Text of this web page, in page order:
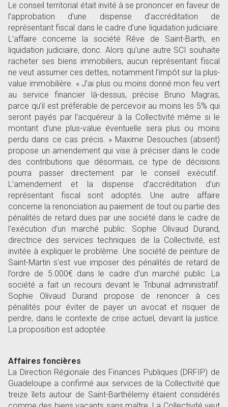
Le conseil territorial était invité à se prononcer en faveur de
l’approbation d’une dispense d’accréditation de
représentant fiscal dans le cadre d’une liquidation judiciaire.
L’affaire concerne la société Rêve de Saint-Barth, en
liquidation judiciaire, donc. Alors qu’une autre SCI souhaite
racheter ses biens immobiliers, aucun représentant fiscal
ne veut assumer ces dettes, notamment l’impôt sur la plus-
value immobilière. « J’ai plus ou moins donné mon feu vert
au service financier là-dessus, précise Bruno Magras,
parce qu’il est préférable de percevoir au moins les 5% qui
seront payés par l’acquéreur à la Collectivité même si le
montant d’une plus-value éventuelle sera plus ou moins
perdu dans ce cas précis. » Maxime Desouches (absent)
propose un amendement qui vise à préciser dans le code
des contributions que désormais, ce type de décisions
pourra passer directement par le conseil exécutif.
L’amendement et la dispense d’accréditation d’un
représentant fiscal sont adoptés. Une autre affaire
concerne la renonciation au paiement de tout ou partie des
pénalités de retard dues par une société dans le cadre de
l’exécution d’un marché public. Sophie Olivaud Durand,
directrice des services techniques de la Collectivité, est
invitée à expliquer le problème. Une société de peinture de
Saint-Martin s’est vue imposer des pénalités de retard de
l’ordre de 5.000€ dans le cadre d’un marché public. La
société a fait un recours devant le Tribunal administratif.
Sophie Olivaud Durand propose de renoncer à ces
pénalités pour éviter de payer un avocat et risquer de
perdre, dans le contexte de crise actuel, devant la justice.
La proposition est adoptée.
Affaires foncières
La Direction Régionale des Finances Publiques (DRFIP) de
Guadeloupe a confirmé aux services de la Collectivité que
treize îlets autour de Saint-Barthélemy étaient considérés